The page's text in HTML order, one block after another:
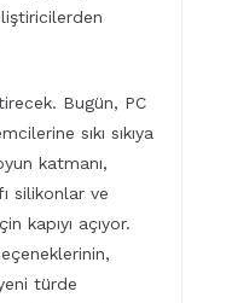
Bugün, PC
sıkı sıkıya
katmanı,
silikonlar ve
kapıyı açıyor.
türde